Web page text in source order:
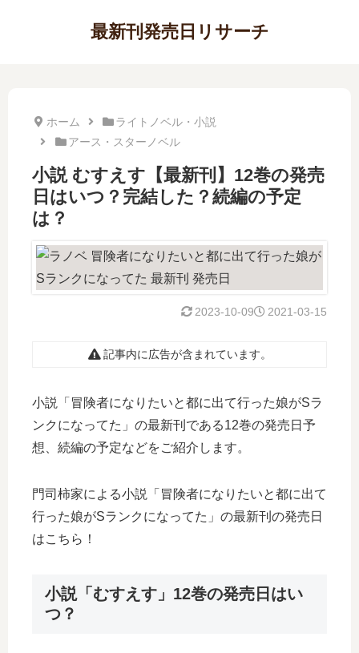
最新刊発売日リサーチ
ホーム
ライトノベル・小説
アース・スターノベル
小説 むすえす【最新刊】12巻の発売
日はいつ？完結した？続編の予定
は？
2021-03-15
2023-10-09
記事内に広告が含まれています。
小説「冒険者になりたいと都に出て行った娘がSラ
ンクになってた」の最新刊である12巻の発売日予
想、続編の予定などをご紹介します。
門司柿家による小説「冒険者になりたいと都に出て
行った娘がSランクになってた」の最新刊の発売日
はこちら！
小説「むすえす」12巻の発売日はい
つ？